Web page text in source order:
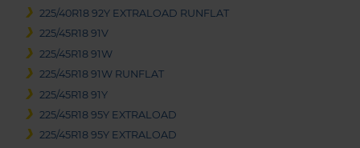
225/40R18 92Y EXTRALOAD RUNFLAT
225/45R18 91V
225/45R18 91W
225/45R18 91W RUNFLAT
225/45R18 91Y
225/45R18 95Y EXTRALOAD
225/45R18 95Y EXTRALOAD